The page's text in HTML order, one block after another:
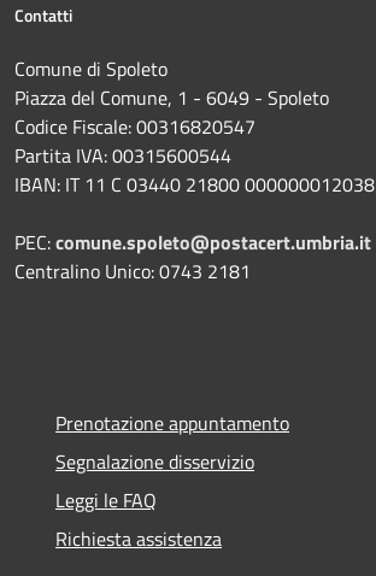
Contatti
Comune di Spoleto
Piazza del Comune, 1 - 6049 - Spoleto
Codice Fiscale: 00316820547
Partita IVA: 00315600544
IBAN: IT 11 C 03440 21800 000000012038
PEC:comune.spoleto@postacert.umbria.it
Centralino Unico: 0743 2181
Prenotazione appuntamento
Segnalazione disservizio
Leggi le FAQ
Richiesta assistenza